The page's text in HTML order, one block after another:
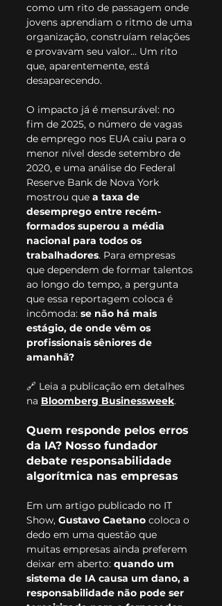
como um rito de passagem onde
jovens aprendiam o ritmo de uma
organização, construíam relações
e provavam seu valor... Um rito
que, aparentemente, está
desaparecendo.
O impacto já é mensurável: no
fim de 2025, o número de vagas
de emprego nos EUA caiu para o
menor nível desde setembro de
2020, e uma análise do Federal
Reserve Bank de Nova York
mostrou que a taxa de
desemprego entre recém-
formados superou a média
nacional para todos os
trabalhadores. Para empresas
que dependem de formar talentos
ao longo do tempo, a pergunta
que essa reportagem coloca é
incômoda: se não há mais
estágio, de onde vêm os
profissionais sêniores de
amanhã?
🔗 Leia a publicação em detalhes
na Bloomberg Businessweek.
Quem responde pelos erros
da IA? Nosso fundador
debate responsabilidade
algorítmica nas empresas
Em um artigo publicado no IT
Show, Gustavo Caetano coloca o
dedo em uma questão que
muitas empresas ainda preferem
deixar em aberto: quando um
sistema de IA causa um dano, a
responsabilidade não pode ser